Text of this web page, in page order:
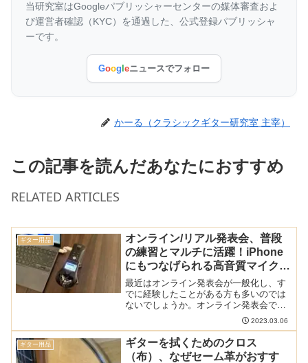
当研究室はGoogleパブリッシャーセンターの媒体審査およ
び運営者確認（KYC）を通過した、公式登録パブリッシャ
ーです。
Goog eニュースでフォロー
かーる（クラシックギター研究室 主宰）
この記事を読んだあなたにおすすめ
RELATED ARTICLES
ギター用品
オンライン/リアル発表会、普段
の練習とマルチに活躍！iPhone
にもつなげられる高音質マイク
「Zoom H1n」を購入したのでレ
ビュー
最近はオンライン発表会が一般化し、す
でに経験したことがある方も多いのでは
ないでしょうか。オンライン発表会での
悩みといえば音質。スマホやパソコンの
マイクはオンライン会議向けの「声」に
は十分ですが、楽器の音を拾うには音質
が低すぎます。そんな方に...
2023.03.06
ギター用品
ギターを拭くためのクロス
（布）、なぜセーム革がおすす